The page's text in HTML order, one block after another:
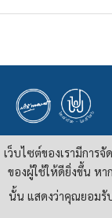
บทความ รูปภาพ และสื่อ
เผยแพร่ภายใต้สัญญา
เว็บไซต์ของเรามีการ
ของผู้ใช้ให้ดียิ่งขึ้น หา
นั้น แสดงว่าคุณยอมรั